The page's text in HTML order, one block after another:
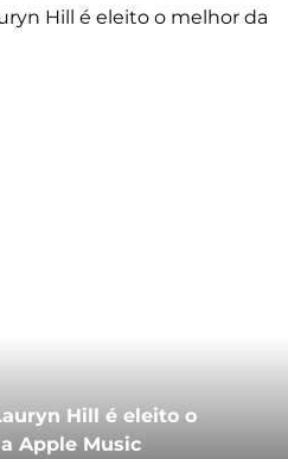
Hill é eleito o
Apple Music